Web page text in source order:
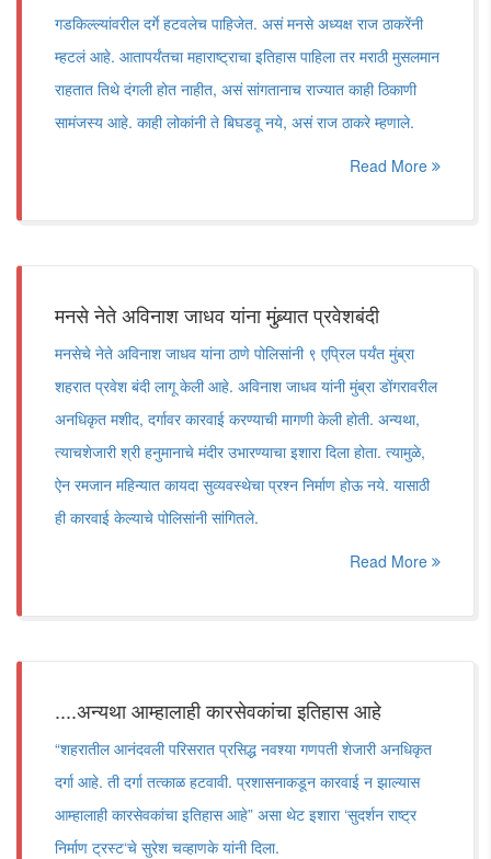
गडकिल्ल्यांवरील दर्गे हटवलेच पाहिजेत. असं मनसे अध्यक्ष राज ठाकरेंनी
म्हटलं आहे. आतापर्यंतचा महाराष्ट्राचा इतिहास पाहिला तर मराठी मुसलमान
राहतात तिथे दंगली होत नाहीत, असं सांगतानाच राज्यात काही ठिकाणी
सामंजस्य आहे. काही लोकांनी ते बिघडवू नये, असं राज ठाकरे म्हणाले.
Read More
मनसे नेते अविनाश जाधव यांना मुंब्र्यात प्रवेशबंदी
मनसेचे नेते अविनाश जाधव यांना ठाणे पोलिसांनी ९ एप्रिल पर्यंत मुंब्रा
शहरात प्रवेश बंदी लागू केली आहे. अविनाश जाधव यांनी मुंब्रा डोंगरावरील
अनधिकृत मशीद, दर्गावर कारवाई करण्याची मागणी केली होती. अन्यथा,
त्याचशेजारी श्री हनुमानाचे मंदीर उभारण्याचा इशारा दिला होता. त्यामुळे,
ऐन रमजान महिन्यात कायदा सुव्यवस्थेचा प्रश्न निर्माण होऊ नये. यासाठी
ही कारवाई केल्याचे पोलिसांनी सांगितले.
Read More
....अन्यथा आम्हालाही कारसेवकांचा इतिहास आहे
“शहरातील आनंदवली परिसरात प्रसिद्ध नवश्या गणपती शेजारी अनधिकृत
दर्गा आहे. ती दर्गा तत्काळ हटवावी. प्रशासनाकडून कारवाई न झाल्यास
आम्हालाही कारसेवकांचा इतिहास आहे” असा थेट इशारा ‘सुदर्शन राष्ट्र
निर्माण ट्रस्ट‘चे सुरेश चव्हाणके यांनी दिला.